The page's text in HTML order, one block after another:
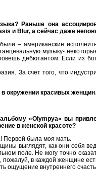
Раньше она
и Blur, а сейчас даже
– американские
музыку-
дебютантом. Если из
За счет того, что
в окружении красивых
«Olympya» вы
в женской красоте?
Первой была моя мать.
выглядят, как они себя
поле. Не могу точно
в каждой женщине
ощущение внутреннего